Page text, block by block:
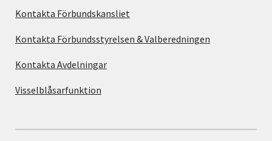
Kontakta Förbundskansliet
Kontakta Förbundsstyrelsen & Valberedningen
Kontakta Avdelningar
Visselblåsarfunktion